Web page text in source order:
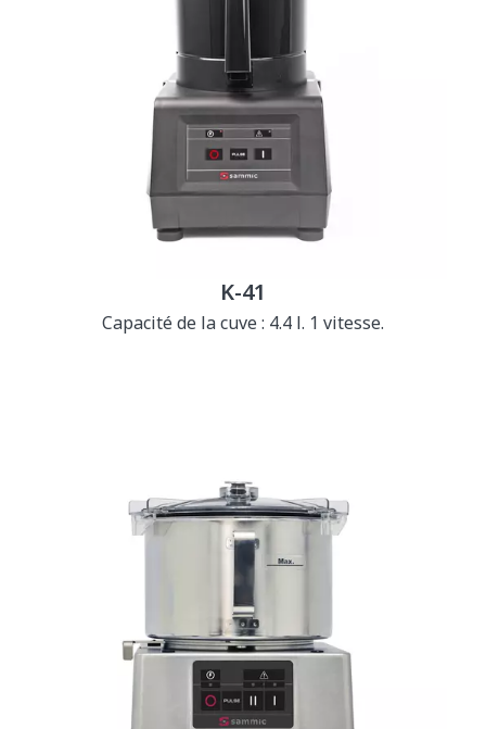
K-41
Capacité de la cuve : 4.4 l. 1 vitesse.